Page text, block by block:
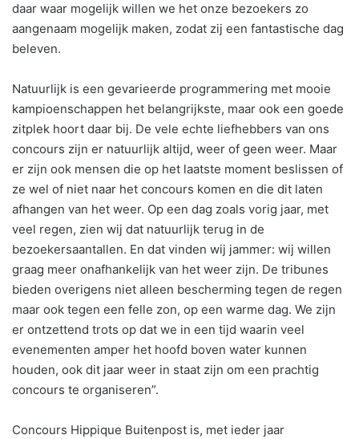
daar waar mogelijk willen we het onze bezoekers zo
aangenaam mogelijk maken, zodat zij een fantastische dag
beleven.
Natuurlijk is een gevarieerde programmering met mooie
kampioenschappen het belangrijkste, maar ook een goede
zitplek hoort daar bij. De vele echte liefhebbers van ons
concours zijn er natuurlijk altijd, weer of geen weer. Maar
er zijn ook mensen die op het laatste moment beslissen of
ze wel of niet naar het concours komen en die dit laten
afhangen van het weer. Op een dag zoals vorig jaar, met
veel regen, zien wij dat natuurlijk terug in de
bezoekersaantallen. En dat vinden wij jammer: wij willen
graag meer onafhankelijk van het weer zijn. De tribunes
bieden overigens niet alleen bescherming tegen de regen
maar ook tegen een felle zon, op een warme dag. We zijn
er ontzettend trots op dat we in een tijd waarin veel
evenementen amper het hoofd boven water kunnen
houden, ook dit jaar weer in staat zijn om een prachtig
concours te organiseren”.
Concours Hippique Buitenpost is, met ieder jaar